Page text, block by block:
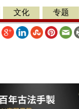
文化 专题